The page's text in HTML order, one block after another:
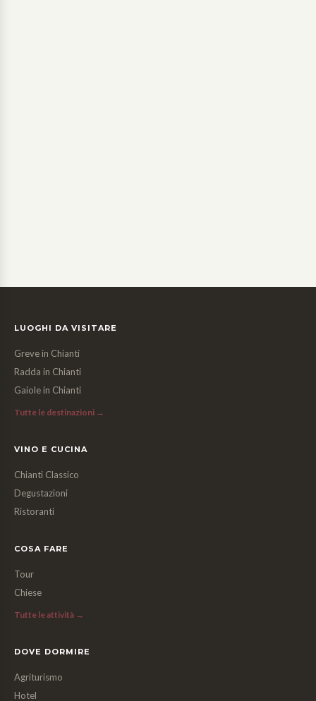
LUOGHI DA VISITARE
Greve in Chianti
Radda in Chianti
Gaiole in Chianti
Tutte le destinazioni →
VINO E CUCINA
Chianti Classico
Degustazioni
Ristoranti
COSA FARE
Tour
Chiese
Tutte le attività →
DOVE DORMIRE
Agriturismo
Hotel